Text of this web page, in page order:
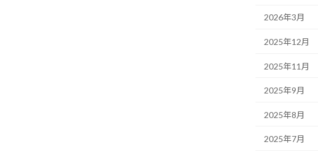
2026年3月
2025年12月
2025年11月
2025年9月
2025年8月
2025年7月